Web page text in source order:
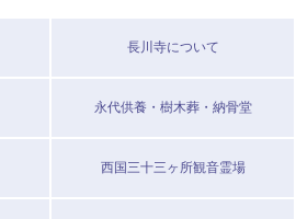
長川寺について
永代供養・樹木葬・納骨堂
西国三十三ヶ所観音霊場